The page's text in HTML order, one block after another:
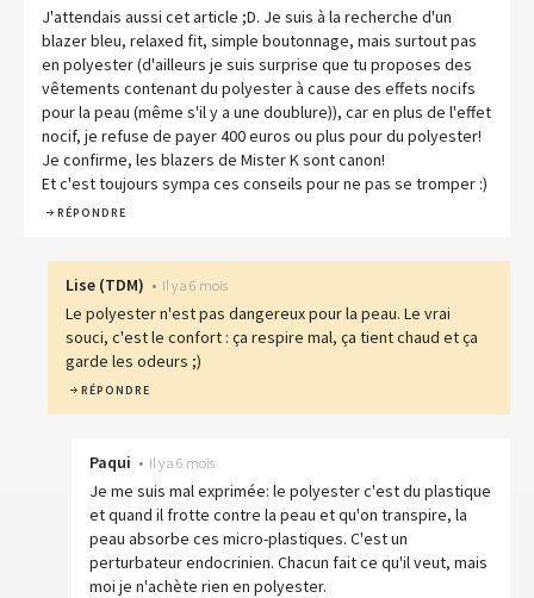
J'attendais aussi cet article ;D. Je suis à la recherche d'un
blazer bleu, relaxed fit, simple boutonnage, mais surtout pas
en polyester (d'ailleurs je suis surprise que tu proposes des
vêtements contenant du polyester à cause des effets nocifs
pour la peau (même s'il y a une doublure)), car en plus de l'effet
nocif, je refuse de payer 400 euros ou plus pour du polyester!
Je confirme, les blazers de Mister K sont canon!
Et c'est toujours sympa ces conseils pour ne pas se tromper :)
RÉPONDRE
Lise (TDM) • Il y a 6 mois
Le polyester n'est pas dangereux pour la peau. Le vrai
souci, c'est le confort : ça respire mal, ça tient chaud et ça
garde les odeurs ;)
RÉPONDRE
Paqui • Il y a 6 mois
Je me suis mal exprimée: le polyester c'est du plastique
et quand il frotte contre la peau et qu'on transpire, la
peau absorbe ces micro-plastiques. C'est un
perturbateur endocrinien. Chacun fait ce qu'il veut, mais
moi je n'achète rien en polyester.